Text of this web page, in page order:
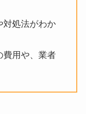
対処法がわか
費用や、業者